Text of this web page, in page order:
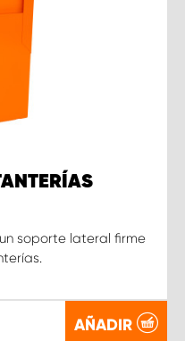
soporte lateral firme
AÑADIR